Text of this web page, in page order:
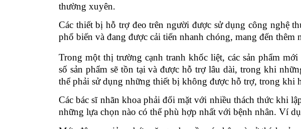
thường xuyên.
Các thiết bị hỗ trợ đeo trên người được sử dụng công nghệ
phổ biến và đang được cải tiến nhanh chóng, mang đến
Trong một thị trường cạnh tranh khốc liệt, các sản phẩm
số sản phẩm sẽ tồn tại và được hỗ trợ lâu dài, trong khi
thể phải sử dụng những thiết bị không được hỗ trợ, trong khi
Các bác sĩ nhãn khoa phải đối mặt với nhiều thách thức khi
những lựa chọn nào có thể phù hợp nhất với bệnh nhân. Ví